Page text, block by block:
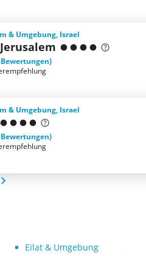
& Umgebung, Israel
& Umgebung, Israel
Eilat & Umgebung